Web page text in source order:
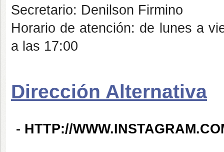
Secretario: Denilson Firmino
Horario de atención: de lunes a
a las 17:00
Dirección Alternativa
- HTTP://